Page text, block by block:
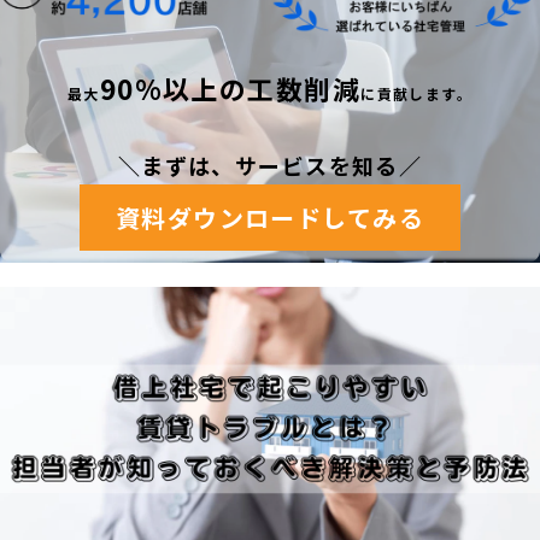
最大90%以上の工数削減に貢献します。
＼まずは、サービスを知る ／
資料ダウンロードしてみる